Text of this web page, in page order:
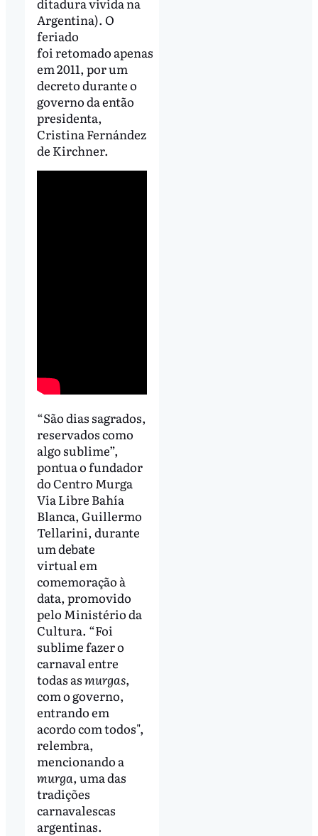
Argentina). O
feriado
foi retomado apenas
em 2011, por um
decreto durante o
governo da então
presidenta,
Cristina Fernández
de Kirchner.
“São dias sagrados,
reservados como
algo sublime”,
pontua o fundador
do Centro Murga
Via Libre Bahía
Blanca, Guillermo
Tellarini, durante
um debate
virtual em
comemoração à
data, promovido
pelo Ministério da
Cultura. “Foi
sublime fazer o
carnaval entre
todas asmurgas,
com o governo,
entrando em
acordo com todos",
relembra,
mencionando a
murga, uma das
tradições
carnavalescas
argentinas.